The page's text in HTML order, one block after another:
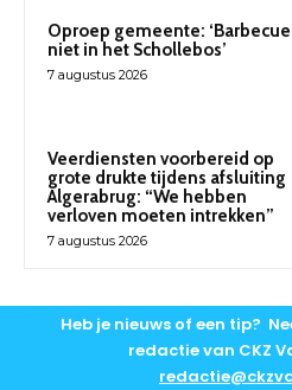
Oproep gemeente: ‘Barbecue
niet in het Schollebos’
7 augustus 2026
Veerdiensten voorbereid op
grote drukte tijdens afsluiting
Algerabrug: “We hebben
verloven moeten intrekken”
7 augustus 2026
Heb je nieuws of een tip?
redactie van CKZ